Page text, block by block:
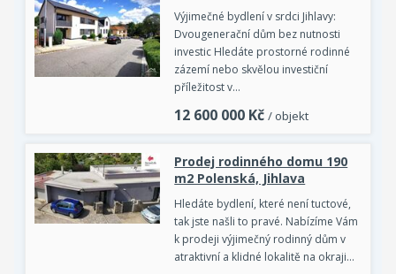
Výjimečné bydlení v srdci Jihlavy:
Dvougenerační dům bez nutnosti
investic Hledáte prostorné rodinné
zázemí nebo skvělou investiční
příležitost v…
12 600 000 Kč / objekt
Prodej rodinného domu 190
m2 Polenská, Jihlava
Hledáte bydlení, které není tuctové,
tak jste našli to pravé. Nabízíme Vám
k prodeji výjimečný rodinný dům v
atraktivní a klidné lokalitě na okraji…